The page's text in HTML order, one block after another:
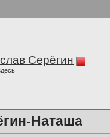
Серёгин
Наташа